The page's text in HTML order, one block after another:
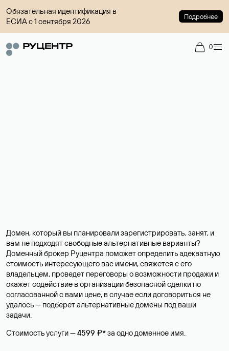
Обязательная идентификация в
ЕСИА с 1 сентября 2026
Подробнее
0
Домен, который вы планировали зарегистрировать, занят, и
вам не подходят свободные альтернативные варианты?
Доменный брокер Руцентра поможет определить адекватную
стоимость интересующего вас имени, свяжется с его
владельцем, проведет переговоры о возможности продажи и
окажет содействие в организации безопасной сделки по
согласованной с вами цене, в случае если договориться не
удалось — подберет альтернативные домены под ваши
задачи.
Стоимость услуги —4599 ₽*за одно доменное имя.